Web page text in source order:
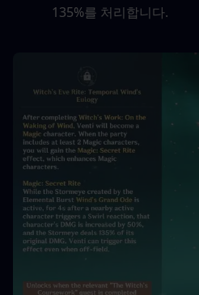
135%를 처리합니다.